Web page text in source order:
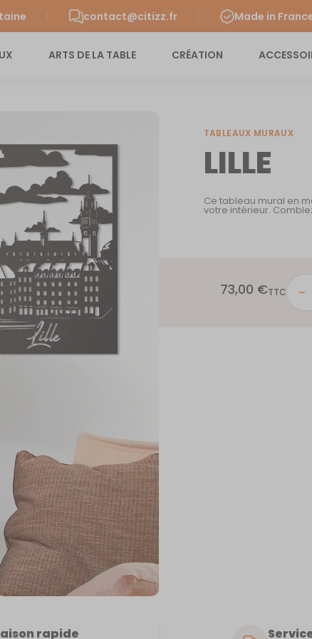
contact@citizz.fr Made in
ARTS DE LA TABLE CRÉATION
TABLEAUX MURAUX
LILLE
Ce tableau mural en
votre intérieur.
73,00 €TTC
rapide